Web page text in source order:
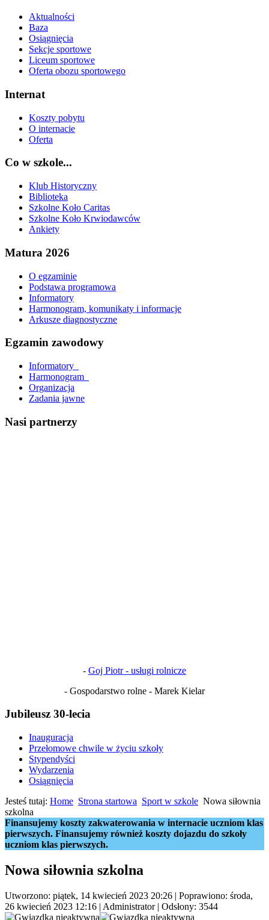
Aktualności
Baza
Osiągnięcia
Sekcje sportowe
Liceum sportowe
Oferta obozu sportowego
Internat
Koszty pobytu
O internacie
Oferta
Co w szkole...
Klub Historyczny
Biblioteka
Szkolne Koło Caritas
Szkolne Koło Krwiodawców
Ankiety
Matura 2026
O egzaminie
Podstawa programowa
Informatory
Harmonogram, komunikaty i informacje
Arkusze diagnostyczne
Egzamin zawodowy
Informatory_
Harmonogram_
Organizacja
Zadania jawne
Nasi partnerzy
- Goj Piotr - usługi rolnicze
- Gospodarstwo rolne - Marek Kielar
Jubileusz 30-lecia
Inauguracja
Przełomowe chwile w życiu szkoły
Stypendyści
Wydarzenia
Osiągnięcia
Jesteś tutaj: Home Strona startowa Sport w szkole Nowa siłownia
szkolna
Finansujemy koszty zakwaterowania w internacie uczniom klas
pierwszych. Finansujemy również koszty dojazdu do szkoły
uczniom klas pierwszych.
Nowa siłownia szkolna
Utworzono: piątek, 14 kwiecień 2023 20:26 | Poprawiono: środa,
26 kwiecień 2023 12:16 | Administrator| Odsłony: 3544